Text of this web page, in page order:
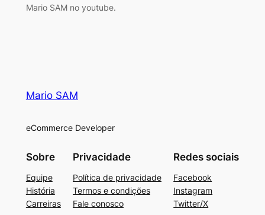
Mario SAM no youtube.
Mario SAM
eCommerce Developer
Sobre
Equipe
História
Carreiras
Privacidade
Política de privacidade
Termos e condições
Fale conosco
Redes sociais
Facebook
Instagram
Twitter/X